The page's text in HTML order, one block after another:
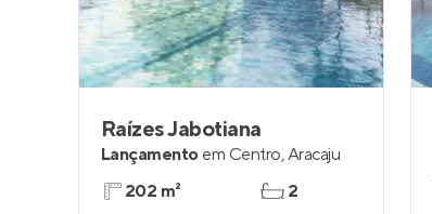
Raízes Jabotiana
Lançamento em Centro,Aracaju
202 m²
2